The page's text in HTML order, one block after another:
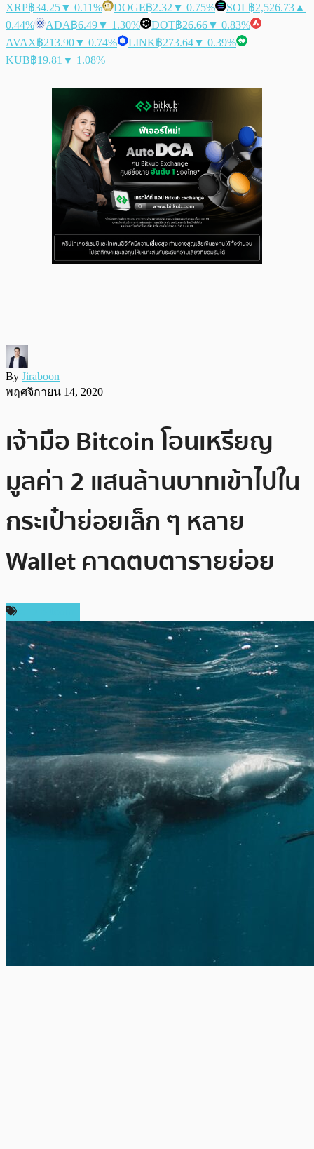
XRP฿34.25▼ 0.11% DOGE฿2.32 ▼ 0.75% SOL฿2,526.73 ▲
0.44%
ADA฿6.49▼ 1.30% DOT฿26.66▼ 0.83%
AVAX฿213.90▼ 0.74% LINK฿273.64▼ 0.39%
KUB฿19.81 ▼ 1.08%
By Jiraboon
พฤศจิกายน 14, 2020
เจ้ามือ Bitcoin โอนเหรียญ
มูลค่า 2 แสนล้านบาทเข้าไปใน
กระเป๋าย่อยเล็ก ๆ หลาย
Wallet คาดตบตารายย่อย